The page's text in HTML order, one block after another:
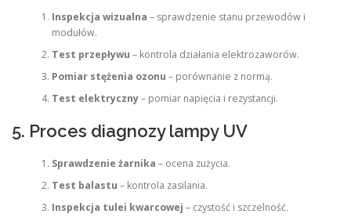
Inspekcja wizualna – sprawdzenie stanu przewodów i
modułów.
Test przepływu – kontrola działania elektrozaworów.
Pomiar stężenia ozonu – porównanie z normą.
Test elektryczny– pomiar napięcia i rezystancji.
5. Proces diagnozy lampy UV
Sprawdzenie żarnika – ocena zużycia.
Test balastu – kontrola zasilania.
Inspekcja tulei kwarcowej – czystość i szczelność.